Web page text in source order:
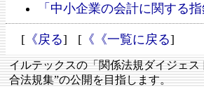
「中小企業の会計に関する
[《戻る] [《《一覧に戻る]
イルテックスの「関係法規ダイジェ
合法規集”の公開を目指します。